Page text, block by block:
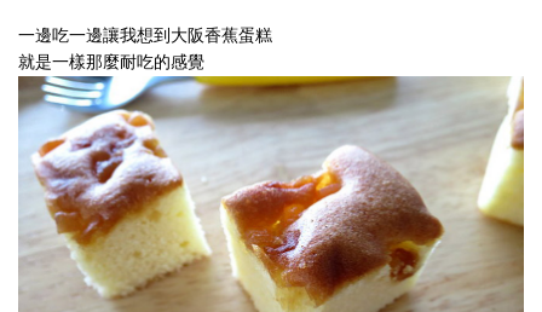
一邊吃一邊讓我想到大阪香蕉蛋糕
就是一樣那麼耐吃的感覺